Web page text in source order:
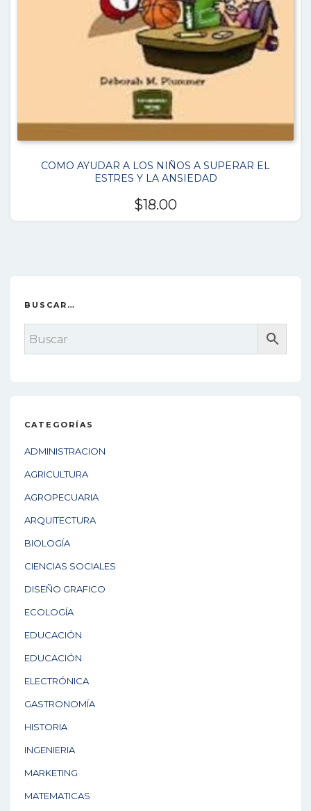
COMO AYUDAR A LOS NIÑOS A SUPERAR EL
ESTRES Y LA ANSIEDAD
$18.00
BUSCAR…
CATEGORÍAS
ADMINISTRACION
AGRICULTURA
AGROPECUARIA
ARQUITECTURA
BIOLOGÍA
CIENCIAS SOCIALES
DISEÑO GRAFICO
ECOLOGÍA
EDUCACIÓN
EDUCACIÓN
ELECTRÓNICA
GASTRONOMÍA
HISTORIA
INGENIERIA
MARKETING
MATEMATICAS